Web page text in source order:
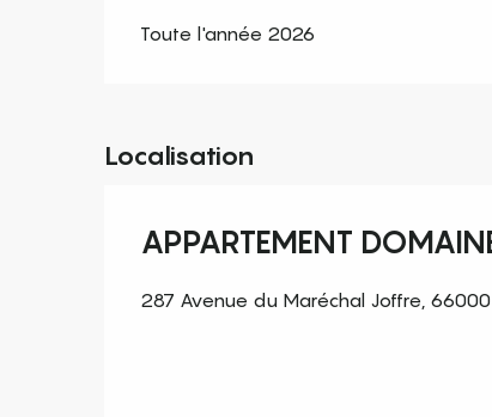
Toute l'année 2026
Localisation
APPARTEMENT
287 Avenue du Maréchal Joffre, 66000